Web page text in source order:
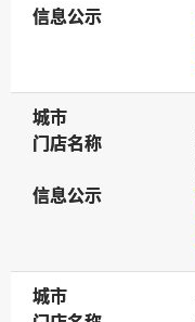
信息公示
信息公示
城市
城市
门店名称
门店名称
信息公示
信息公示
城市
城市